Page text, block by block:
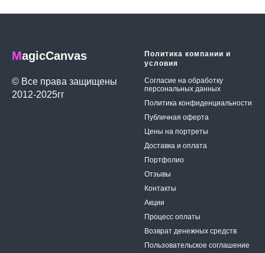
MagicCanvas
© Все права защищены
2012-2025гг
Политика компании и
условия
Согласие на обработку
персональных данных
Политика конфиденциальности
Публичная оферта
Цены на портреты
Доставка и оплата
Портфолио
Отзывы
Контакты
Акции
Процесс оплаты
Возврат денежных средств
Пользовательское соглашение